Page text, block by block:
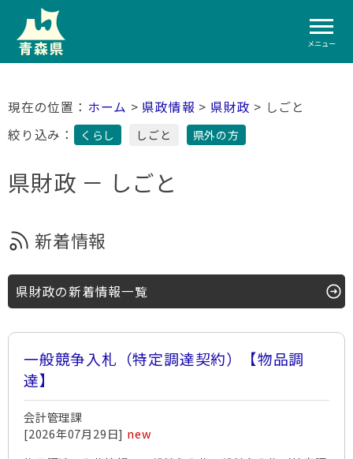
メニュー
ホーム > 県政情報 > 県財政 > しごと
絞り込み：
くらし しごと 県外の方
県財政 － しごと
新着情報
県財政の新着情報一覧
一般競争入札（特定調達契約）【物品調
達】
会計管理課
[2026年07月29日] new